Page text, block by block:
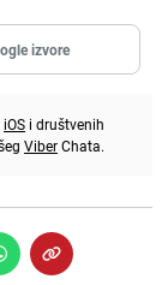
izvore
iOS i društvenih
ViberChata.